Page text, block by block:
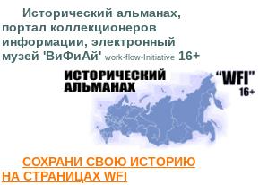
Исторический альманах,
портал коллекционеров
информации, электронный
музей 'ВиФиАй' work-flow-Initiative 16+
СОХРАНИ СВОЮ ИСТОРИЮ
НА СТРАНИЦАХ WFI